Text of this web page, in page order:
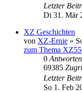
Letzter
Di 31. Mär
XZ Geschichten
von XZ-Ernie »
zum Thema
0 Antworten
69385
Letzter
So 1. Feb